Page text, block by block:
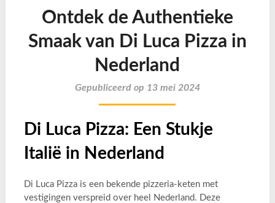
Ontdek de Authentieke
Smaak van Di Luca Pizza in
Nederland
Gepubliceerd op 13 mei 2024
Di Luca Pizza: Een Stukje
Italië in Nederland
Di Luca Pizza is een bekende pizzeria-keten met
vestigingen verspreid over heel Nederland. Deze